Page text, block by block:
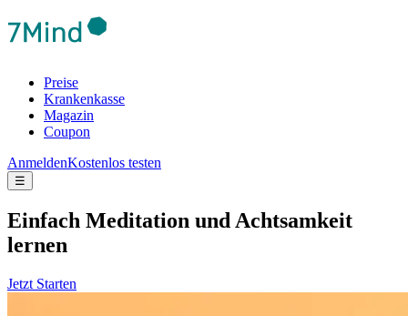
Preise
Krankenkasse
Magazin
Coupon
AnmeldenKostenlos testen
☰
Ein­fach Medi­ta­tion und Acht­sam­keit
lernen
Jetzt Starten